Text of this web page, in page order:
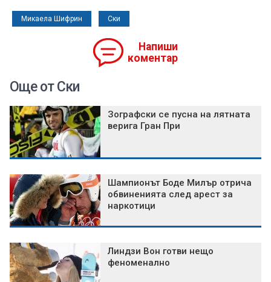
Микаела Шифрин Ски
Напиши
коментар
Още от Ски
Зографски се пусна на лятната
верига Гран При
Шампионът Боде Милър отрича
обвиненията след арест за
наркотици
Линдзи Вон готви нещо
феноменално